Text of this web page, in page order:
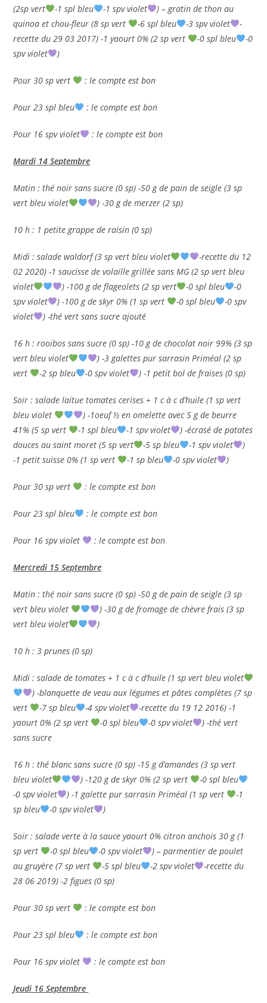
(2sp vert
-1 spl bleu -1 spv violet
) – gratin de thon au
quinoa et chou-fleur (8 sp vert
-6 spl bleu -3 spv violet
-
recette du 29 03 2017) -1 yaourt 0% (2 sp vert
-0 spl bleu
-0
spv violet
)
Pour 30 sp vert : le compte est bon
Pour 23 spl bleu : le compte est bon
Pour 16 spv violet : le compte est bon
Mardi 14 Septembre
Matin : thé noir sans sucre (0 sp) -50 g de pain de seigle (3 sp
vert bleu violet
) -30 g de merzer (2 sp)
10 h : 1 petite grappe de raisin (0 sp)
Midi : salade waldorf (3 sp vert bleu violet
-recette du 12
02 2020) -1 saucisse de volaille grillée sans MG (2 sp vert bleu
violet
) -100 g de flageolets (2 sp vert -0 spl bleu
-0
spv violet
) -100 g de skyr 0% (1 sp vert -0 spl bleu
-0 spv
violet
) -thé vert sans sucre ajouté
16 h : rooibos sans sucre (0 sp) -10 g de chocolat noir 99% (3 sp
vert bleu violet
) -3 galettes pur sarrasin Priméal (2 sp
vert
-2 sp bleu -0 spv violet ) -1 petit bol de fraises (0 sp)
Soir : salade laitue tomates cerises + 1 c à c d’huile (1 sp vert
bleu violet
) -1oeuf ½ en omelette avec 5 g de beurre
41% (5 sp vert
-1 spl bleu -1 spv violet
) -écrasé de patates
douces au saint moret (5 sp vert
-5 sp bleu -1 spv violet
)
-1 petit suisse 0% (1 sp vert
-1 sp bleu -0 spv violet )
Pour 30 sp vert : le compte est bon
Pour 23 spl bleu : le compte est bon
Pour 16 spv violet : le compte est bon
Mercredi 15 Septembre
Matin : thé noir sans sucre (0 sp) -50 g de pain de seigle (3 sp
vert bleu violet
) -30 g de fromage de chèvre frais (3 sp
vert bleu violet
)
10 h : 3 prunes (0 sp)
Midi : salade de tomates + 1 c à c d’huile (1 sp vert bleu violet
) -blanquette de veau aux légumes et pâtes complètes (7 sp
vert
-7 sp bleu -4 spv violet
-recette du 19 12 2016) -1
yaourt 0% (2 sp vert
-0 spl bleu -0 spv violet
) -thé vert
sans sucre
16 h : thé blanc sans sucre (0 sp) -15 g d’amandes (3 sp vert
bleu violet
) -120 g de skyr 0% (2 sp vert
-0 spl bleu
-0 spv violet
) -1 galette pur sarrasin Priméal (1 sp vert
-1
sp bleu
-0 spv violet )
Soir : salade verte à la sauce yaourt 0% citron anchois 30 g (1
sp vert
-0 spl bleu -0 spv violet
) – parmentier de poulet
au gruyère (7 sp vert
-5 spl bleu -2 spv violet
-recette du
28 06 2019) -2 figues (0 sp)
Pour 30 sp vert : le compte est bon
Pour 23 spl bleu : le compte est bon
Pour 16 spv violet : le compte est bon
Jeudi 16 Septembre